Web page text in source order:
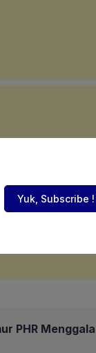
PHR Menggala
Yuk, Subscribe !